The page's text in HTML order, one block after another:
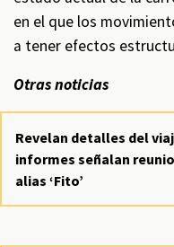
en el que los
a tener efectos
Otras noticias
Revelan detalles del
informes señalan
alias ‘Fito’